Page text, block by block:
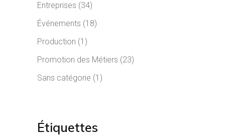
Entreprises (34)
Événements (18)
Production (1)
Promotion des Métiers (23)
Sans catégorie (1)
Étiquettes